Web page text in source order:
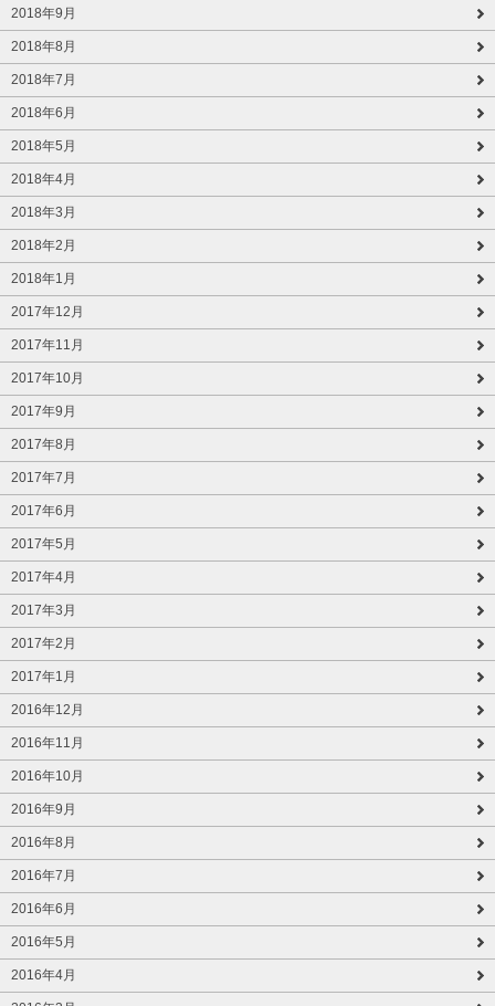
2018年9月
2018年8月
2018年7月
2018年6月
2018年5月
2018年4月
2018年3月
2018年2月
2018年1月
2017年12月
2017年11月
2017年10月
2017年9月
2017年8月
2017年7月
2017年6月
2017年5月
2017年4月
2017年3月
2017年2月
2017年1月
2016年12月
2016年11月
2016年10月
2016年9月
2016年8月
2016年7月
2016年6月
2016年5月
2016年4月